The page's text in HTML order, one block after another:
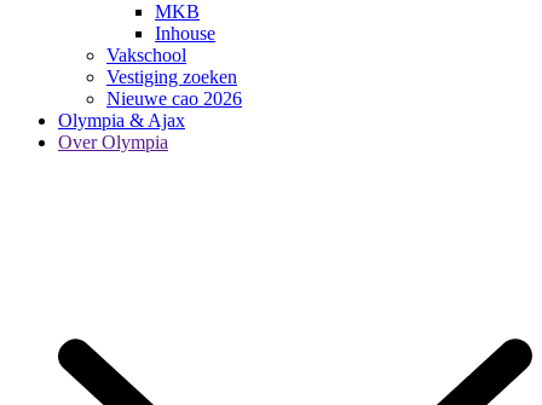
MKB
Inhouse
Vakschool
Vestiging zoeken
Nieuwe cao 2026
Olympia & Ajax
Over Olympia